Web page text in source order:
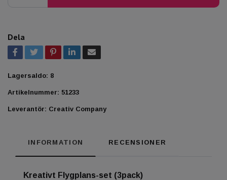
Dela
Lagersaldo: 8
Artikelnummer: 51233
Leverantör: Creativ Company
INFORMATION RECENSIONER
Kreativt Flygplans-set (3pack)